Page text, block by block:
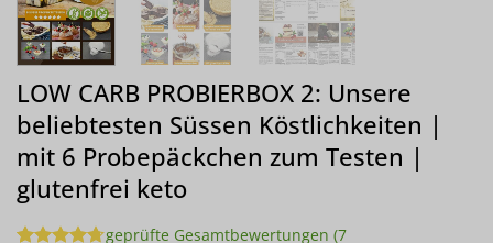
LOW CARB PROBIERBOX 2: Unsere
beliebtesten Süssen Köstlichkeiten |
mit 6 Probepäckchen zum Testen |
glutenfrei keto
geprüfte Gesamtbewertungen (7